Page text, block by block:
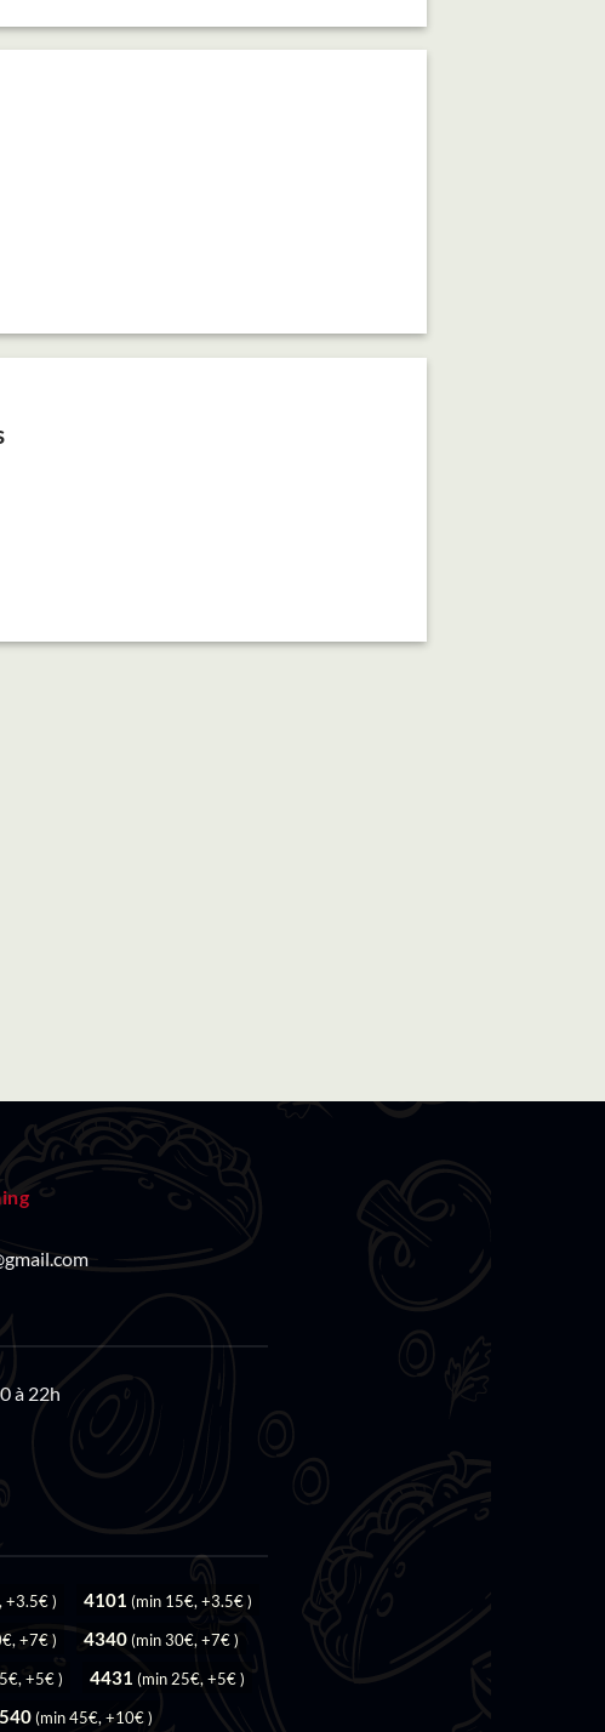
à 22h
+3.5€ ) 4101 (min 15€, +3.5€ )
+7€ ) 4340 (min 30€, +7€ )
+5€ ) 4431 (min 25€, +5€ )
(min 45€, +10€ )